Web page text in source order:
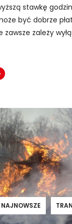
stawkę
być dobrze
zawsze zależy
NAJNOWSZE